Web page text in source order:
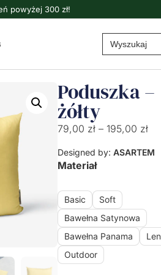
powyżej 300 zł!
Search
for:
Poduszka –
żółty
79,00 zł – 195,00 zł
Designed by:ASARTEM
Materiał
Basic
Soft
Bawełna Satynowa
Bawełna Panama
Len
Outdoor